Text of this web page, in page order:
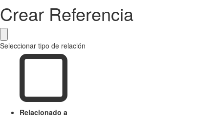
Crear Referencia
Seleccionar tipo de relación
Relacionado a